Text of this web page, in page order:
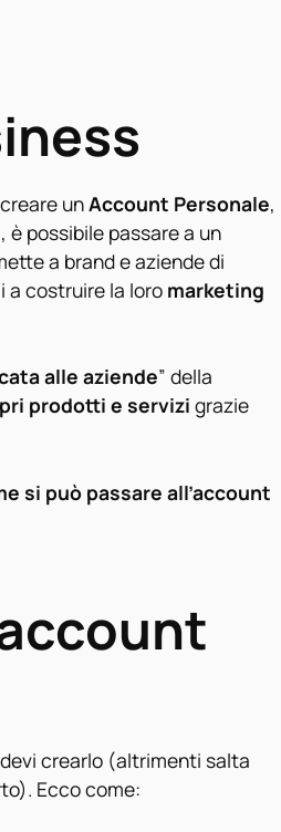
unAccount Personale,
possibile passare a un
a brand e aziende di
a costruire la loro marketing
alle aziende” della
prodotti e servizi grazie
si può passare all’account
crearlo (altrimenti salta
Ecco come: